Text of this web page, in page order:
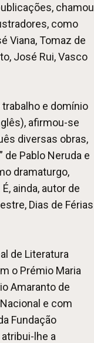
chamou
como
Viana, Tomaz de
José Rui, Vasco
e domínio
afirmou-se
diversas obras,
de Pablo Neruda e
dramaturgo,
ainda, autor de
Dias de Férias
de Literatura
o Prémio Maria
Amaranto de
e com
Fundação
lhe a